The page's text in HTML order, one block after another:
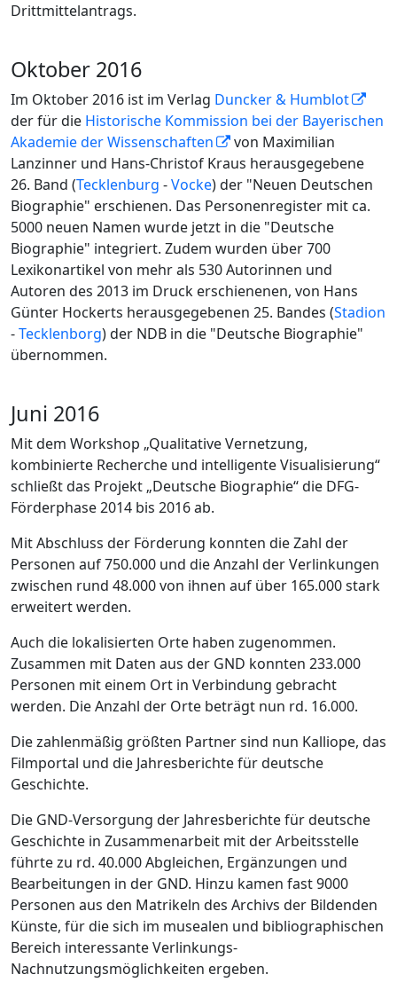
Drittmittelantrags.
Oktober 2016
Im Oktober 2016 ist im Verlag Duncker & Humblot
der für die Historische Kommission bei der Bayerischen
Akademie der Wissenschaften
von Maximilian
Lanzinner und Hans-Christof Kraus herausgegebene
26. Band (Tecklenburg -Vocke) der "Neuen Deutschen
Biographie" erschienen. Das Personenregister mit ca.
5000 neuen Namen wurde jetzt in die "Deutsche
Biographie" integriert. Zudem wurden über 700
Lexikonartikel von mehr als 530 Autorinnen und
Autoren des 2013 im Druck erschienenen, von Hans
Günter Hockerts herausgegebenen 25. Bandes (Stadion
-Tecklenborg) der NDB in die "Deutsche Biographie"
übernommen.
Juni 2016
Mit dem Workshop „Qualitative Vernetzung,
kombinierte Recherche und intelligente Visualisierung“
schließt das Projekt „Deutsche Biographie“ die DFG-
Förderphase 2014 bis 2016 ab.
Mit Abschluss der Förderung konnten die Zahl der
Personen auf 750.000 und die Anzahl der Verlinkungen
zwischen rund 48.000 von ihnen auf über 165.000 stark
erweitert werden.
Auch die lokalisierten Orte haben zugenommen.
Zusammen mit Daten aus der GND konnten 233.000
Personen mit einem Ort in Verbindung gebracht
werden. Die Anzahl der Orte beträgt nun rd. 16.000.
Die zahlenmäßig größten Partner sind nun Kalliope, das
Filmportal und die Jahresberichte für deutsche
Geschichte.
Die GND-Versorgung der Jahresberichte für deutsche
Geschichte in Zusammenarbeit mit der Arbeitsstelle
führte zu rd. 40.000 Abgleichen, Ergänzungen und
Bearbeitungen in der GND. Hinzu kamen fast 9000
Personen aus den Matrikeln des Archivs der Bildenden
Künste, für die sich im musealen und bibliographischen
Bereich interessante Verlinkungs-
Nachnutzungsmöglichkeiten ergeben.